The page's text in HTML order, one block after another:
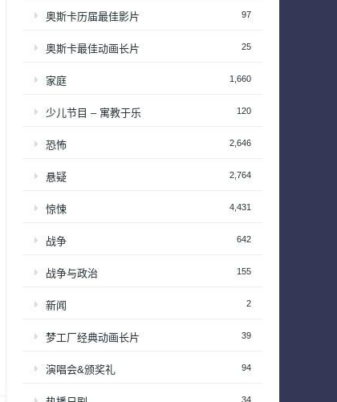
奥斯卡历届最佳影片 97
奥斯卡最佳动画长片 25
家庭 1,660
少儿节目 – 寓教于乐 120
恐怖 2,646
悬疑 2,764
惊悚 4,431
战争 642
战争与政治 155
新闻 2
梦工厂经典动画长片 39
演唱会&颁奖礼 94
34